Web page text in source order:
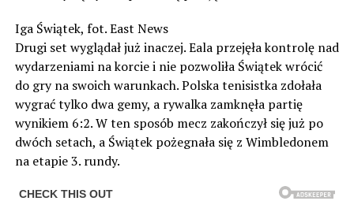
Iga Świątek, fot. East News
Drugi set wyglądał już inaczej. Eala przejęła kontrolę nad
wydarzeniami na korcie i nie pozwoliła Świątek wrócić
do gry na swoich warunkach. Polska tenisistka zdołała
wygrać tylko dwa gemy, a rywalka zamknęła partię
wynikiem 6:2. W ten sposób mecz zakończył się już po
dwóch setach, a Świątek pożegnała się z Wimbledonem
na etapie 3. rundy.